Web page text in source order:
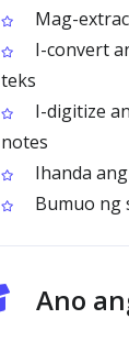
Mag-
I-convert
teks
I-digitize
notes
Ihanda
Bumuo ng
Ano